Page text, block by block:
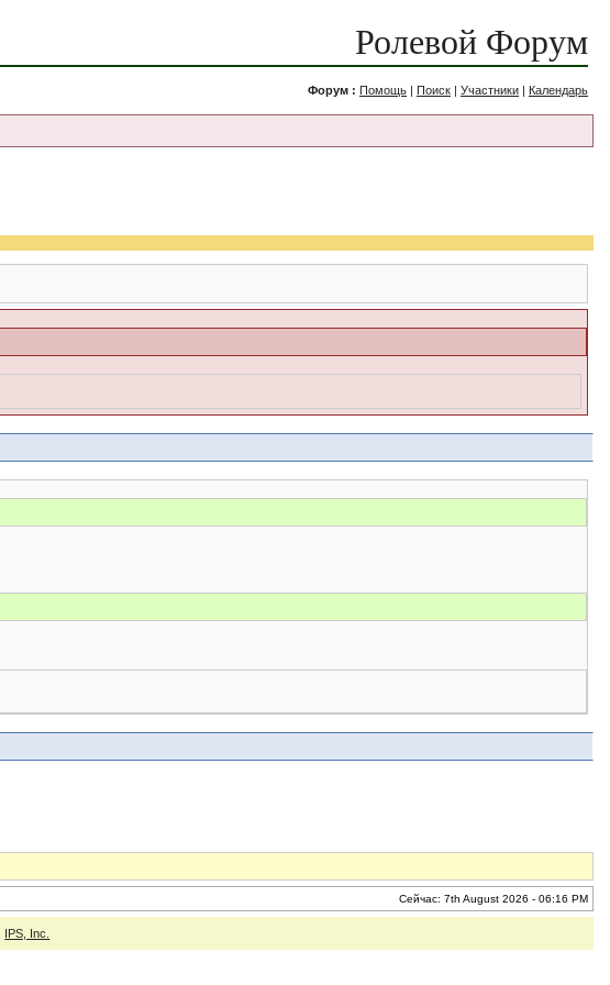
Ролевой Форум
Форум : Помощь | Поиск | Участники | Календарь
Сейчас: 7th August 2026 - 06:16 PM
IPS, Inc.